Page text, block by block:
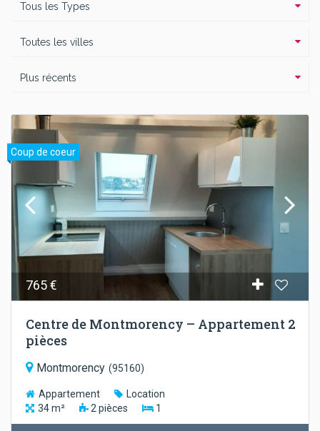
Tous les Types
Toutes les villes
Plus récents
Coup de coeur
765 €
Centre de Montmorency – Appartement 2
pièces
Montmorency (95160)
Appartement
Location
34m² 2 pièces 1